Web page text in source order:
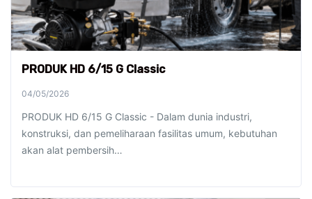
PRODUK HD 6/15 G Classic
04/05/2026
PRODUK HD 6/15 G Classic - Dalam dunia industri,
konstruksi, dan pemeliharaan fasilitas umum, kebutuhan
akan alat pembersih…